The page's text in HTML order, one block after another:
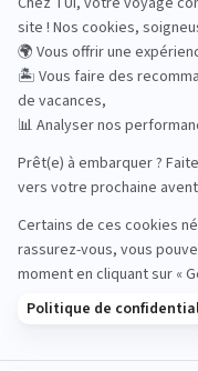
Road Trips
Sénior